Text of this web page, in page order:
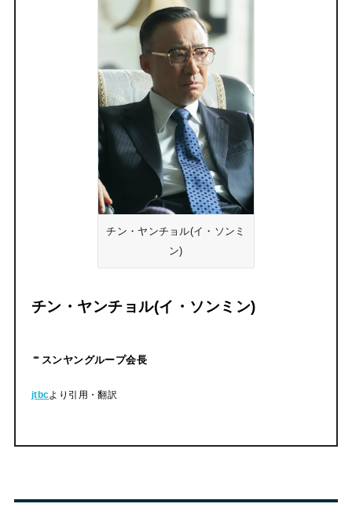
チン・ヤンチョル(イ・ソンミ
ン)
チン・ヤンチョル(イ・ソンミン)
スンヤングループ会長
jtbcより引用・翻訳